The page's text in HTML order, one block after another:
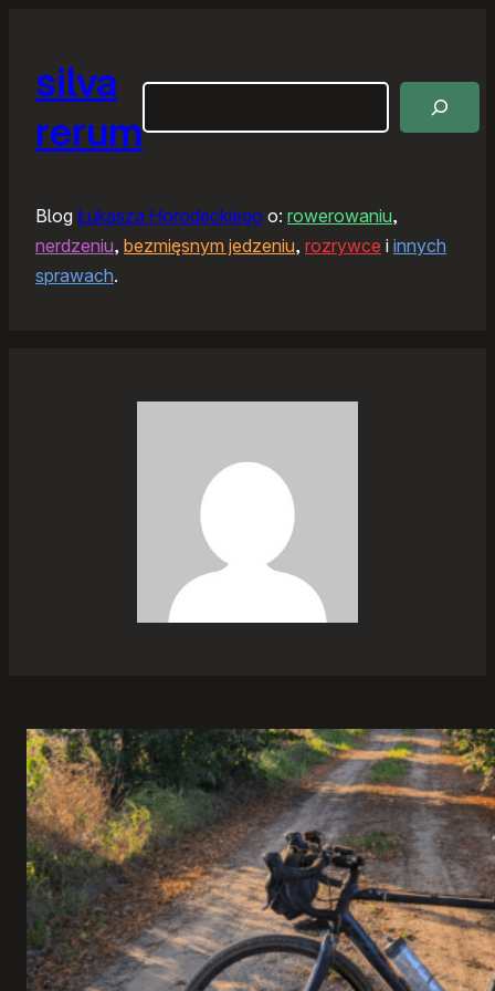
silva
rerum
Blog Łukasza Horodeckiego o: rowerowaniu,
nerdzeniu, bezmięsnym jedzeniu, rozrywce i innych
sprawach.